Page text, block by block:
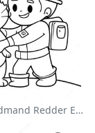
Modig Brandmand Redder En Kat Farvelægningsside